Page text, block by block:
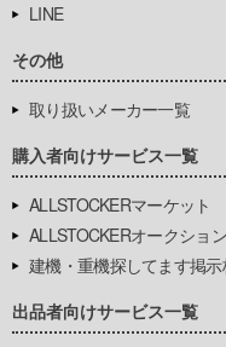
LINE
その他
取り扱いメーカー一覧
購入者向けサービス一覧
ALLSTOCKERマーケット
ALLSTOCKERオークション
建機・重機探してます掲示
出品者向けサービス一覧